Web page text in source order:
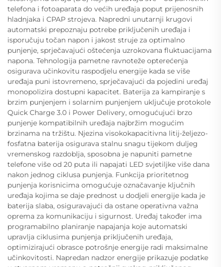
telefona i fotoaparata do većih uređaja poput prijenosnih
hladnjaka i CPAP strojeva. Napredni unutarnji krugovi
automatski prepoznaju potrebe priključenih uređaja i
isporučuju točan napon i jakost struje za optimalno
punjenje, sprječavajući oštećenja uzrokovana fluktuacijama
napona. Tehnologija pametne ravnoteže opterećenja
osigurava učinkovitu raspodjelu energije kada se više
uređaja puni istovremeno, sprječavajući da pojedini uređaj
monopolizira dostupni kapacitet. Baterija za kampiranje s
brzim punjenjem i solarnim punjenjem uključuje protokole
Quick Charge 3.0 i Power Delivery, omogućujući brzo
punjenje kompatibilnih uređaja najbržim mogućim
brzinama na tržištu. Njezina visokokapacitivna litij-željezo-
fosfatna baterija osigurava stalnu snagu tijekom duljeg
vremenskog razdoblja, sposobna je napuniti pametne
telefone više od 20 puta ili napajati LED svjetiljke više dana
nakon jednog ciklusa punjenja. Funkcija prioritetnog
punjenja korisnicima omogućuje označavanje ključnih
uređaja kojima se daje prednost u dodjeli energije kada je
baterija slaba, osiguravajući da ostane operativna važna
oprema za komunikaciju i sigurnost. Uređaj također ima
programabilno planiranje napajanja koje automatski
upravlja ciklusima punjenja priključenih uređaja,
optimizirajući obrasce potrošnje energije radi maksimalne
učinkovitosti. Napredan nadzor energije prikazuje podatke